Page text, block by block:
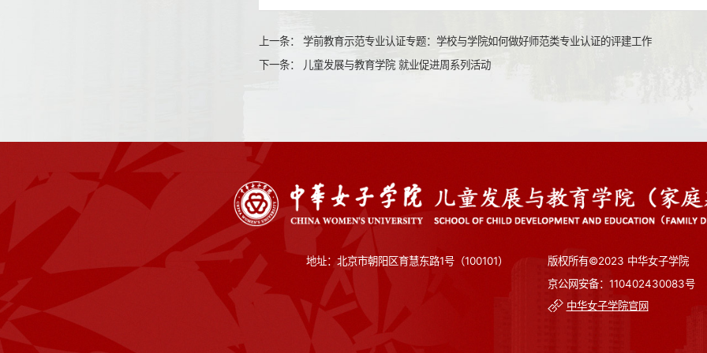
上一条： 学前教育示范专业认证专题：学校与学院如何做好师范类专业认证的评建工作
下一条：
儿童发展与教育学院 就业促进周系列活动
地址：北京市朝阳区育慧东路1号（100101）
版权所有©2023 中华女子学院
京公网安备：110402430083号
中华女子学院官网